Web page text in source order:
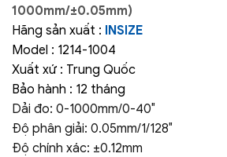
1000mm/±0.05mm)
Hãng sản xuất : INSIZE
Model : 1214-1004
Xuất xứ : Trung Quốc
Bảo hành : 12 tháng
Dải đo: 0-1000mm/0-40″
Độ phân giải: 0.05mm/1/128″
Độ chính xác: ±0.12mm